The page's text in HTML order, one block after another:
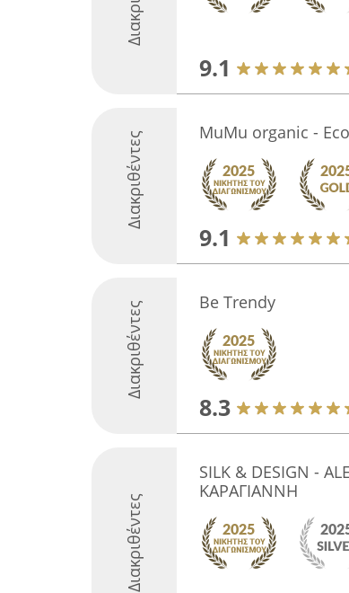
9.1
Διακριθέντες MuMu organic -
9.1
Διακριθέντες Be Trendy
8.3
Διακριθέντες
SILK & DESIGN -
ΚΑΡΑΓΙΑΝΝΗ